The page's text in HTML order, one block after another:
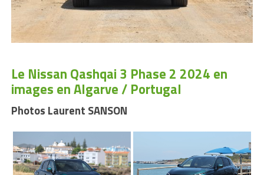
Le Nissan Qashqai 3 Phase 2 2024 en
images en Algarve / Portugal
Photos Laurent SANSON